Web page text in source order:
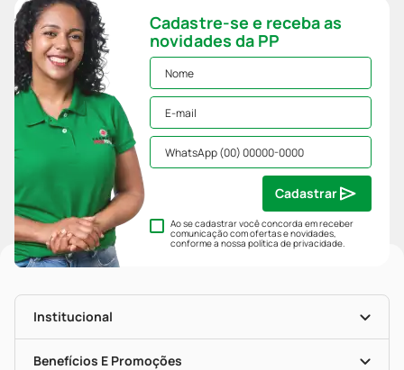
Cadastre-se e receba as
novidades da PP
Ao se cadastrar você concorda em receber
comunicação com ofertas e novidades,
conforme a nossapolítica de privacidade.
Cadastrar
Institucional
História
Nossas Lojas
Benefícios E Promoções